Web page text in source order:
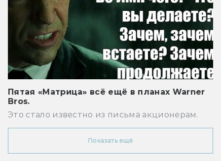
Пятая «Матрица» всё ещё в планах Warner
Bros.
Это стало известно из письма акционерам.
Показать ещё